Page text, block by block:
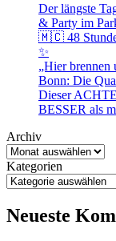
Der längste
& Party im
🇲🇨 48
✨
„Hier brennen
Bonn: Die
Dieser
BESSER als
Archiv
Kategorien
Neueste